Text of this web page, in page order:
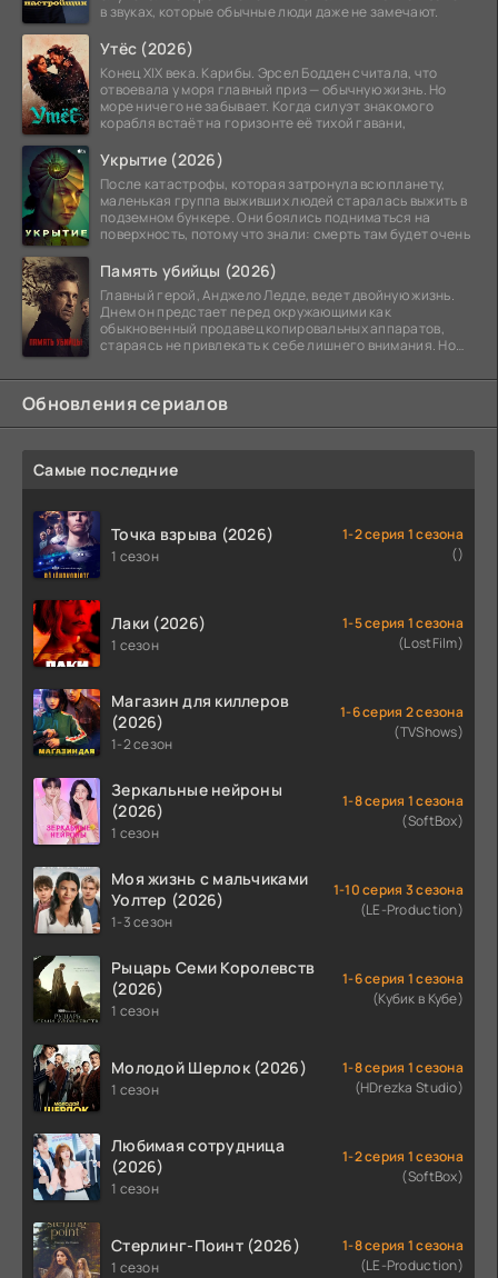
в звуках, которые обычные люди даже не замечают.
Утёс (2026)
Конец XIX века. Карибы. Эрсел Бодден считала, что
отвоевала у моря главный приз — обычную жизнь. Но
море ничего не забывает. Когда силуэт знакомого
корабля встаёт на горизонте её тихой гавани,
Укрытие (2026)
После катастрофы, которая затронула всю планету,
маленькая группа выживших людей старалась выжить в
подземном бункере. Они боялись подниматься на
поверхность, потому что знали: смерть там будет очень
Память убийцы (2026)
Главный герой, Анджело Ледде, ведет двойную жизнь.
Днем он предстает перед окружающими как
обыкновенный продавец копировальных аппаратов,
стараясь не привлекать к себе лишнего внимания. Но
Обновления сериалов
Самые последние
Точка взрыва (2026)
1 сезон
1-2 серия 1 сезона
()
Лаки (2026)
1 сезон
1-5 серия 1 сезона
(LostFilm)
Магазин для киллеров
(2026)
1-2 сезон
1-6 серия 2 сезона
(TVShows)
Зеркальные нейроны
(2026)
1 сезон
1-8 серия 1 сезона
(SoftBox)
Моя жизнь с мальчиками
Уолтер (2026)
1-3 сезон
1-10 серия 3 сезона
(LE-Production)
Рыцарь Семи Королевств
(2026)
1 сезон
1-6 серия 1 сезона
(Кубик в Кубе)
Молодой Шерлок (2026)
1 сезон
1-8 серия 1 сезона
(HDrezka Studio)
Любимая сотрудница
(2026)
1 сезон
1-2 серия 1 сезона
(SoftBox)
Стерлинг-Поинт (2026)
1 сезон
1-8 серия 1 сезона
(LE-Production)